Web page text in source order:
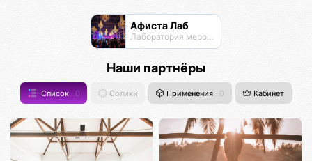
Афиста Лаб
Лаборатория мероприятий
Наши партнёры
Список 0 Солики Применения 0 Кабинет